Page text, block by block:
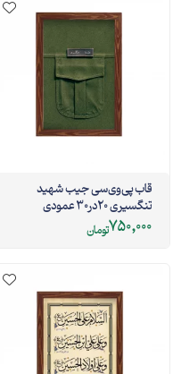
قاب پی‌وی‌سی جیب شهید
تنگسیری 20در30 عمودی
750,000تومان